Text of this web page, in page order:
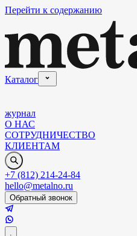
Перейти к содержанию
Каталог
журнал
О НАС
СОТРУДНИЧЕСТВО
КЛИЕНТАМ
+7 (812) 214-24-84
hello@metalno.ru
Обратный звонок
.